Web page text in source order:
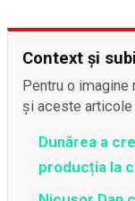
Context și
Pentru o
și aceste articole
Dunărea a
producția la